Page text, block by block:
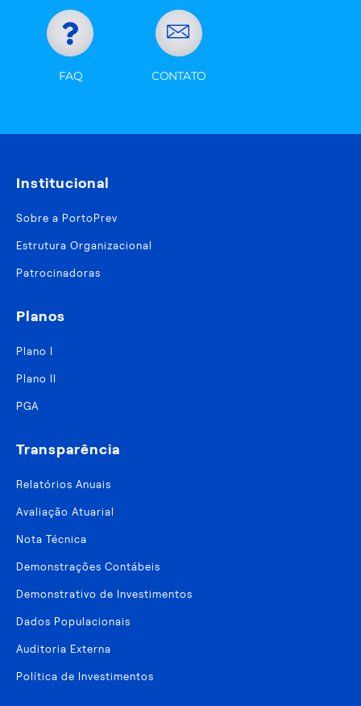
FAQ CONTATO
Institucional
Sobre a PortoPrev
Estrutura Organizacional
Patrocinadoras
Planos
Plano I
Plano II
PGA
Transparência
Relatórios Anuais
Avaliação Atuarial
Nota Técnica
Demonstrações Contábeis
Demonstrativo de Investimentos
Dados Populacionais
Auditoria Externa
Política de Investimentos